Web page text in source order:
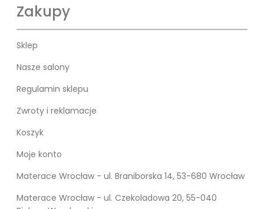
Zakupy
Sklep
Nasze salony
Regulamin sklepu
Zwroty i reklamacje
Koszyk
Moje konto
Materace Wrocław - ul. Braniborska 14, 53-680 Wrocław
Materace Wrocław - ul. Czekoladowa 20, 55-040